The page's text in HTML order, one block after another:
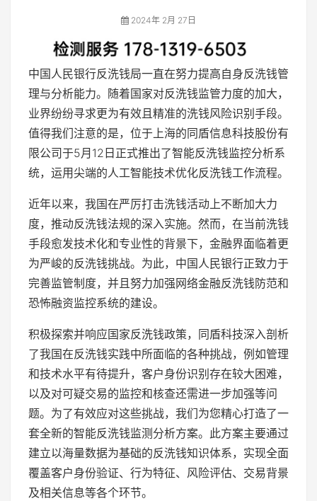
2024年 2月 27日
中国人民银行反洗钱局一直在努力提高自身反洗钱管
理与分析能力。随着国家对反洗钱监管力度的加大，
业界纷纷寻求更为有效且精准的洗钱风险识别手段。
值得我们注意的是，位于上海的同盾信息科技股份有
限公司于5月12日正式推出了智能反洗钱监控分析系
统，运用尖端的人工智能技术优化反洗钱工作流程。
近年以来，我国在严厉打击洗钱活动上不断加大力
度，推动反洗钱法规的深入实施。然而，在当前洗钱
手段愈发技术化和专业性的背景下，金融界面临着更
为严峻的反洗钱挑战。为此，中国人民银行正致力于
完善监管制度，并且努力加强网络金融反洗钱防范和
恐怖融资监控系统的建设。
积极探索并响应国家反洗钱政策，同盾科技深入剖析
了我国在反洗钱实践中所面临的各种挑战，例如管理
和技术水平有待提升，客户身份识别存在较大困难，
以及对可疑交易的监控和核查还需进一步加强等问
题。为了有效应对这些挑战，我们为您精心打造了一
套全新的智能反洗钱监测分析方案。此方案主要通过
建立以海量数据为基础的反洗钱知识体系，实现全面
覆盖客户身份验证、行为特征、风险评估、交易背景
及相关信息等各个环节。